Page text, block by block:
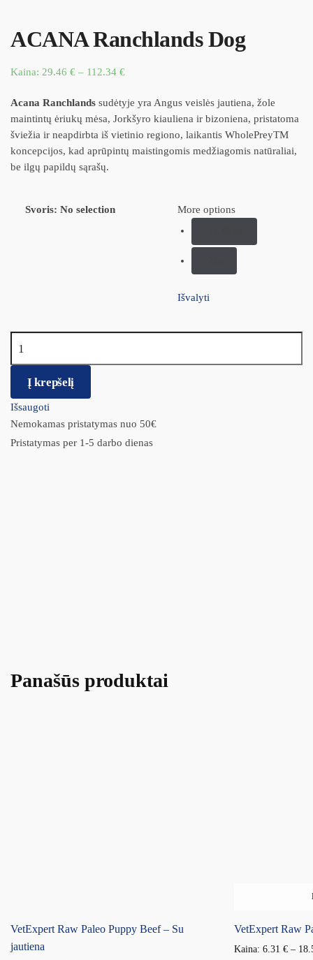
ACANA Ranchlands Dog
Kaina: 29.46 € – 112.34 €
Acana Ranchlands sudėtyje yra Angus veislės jautiena, žole
maintintų ėriukų mėsa, Jorkšyro kiauliena ir bizoniena, pristatoma
šviežia ir neapdirbta iš vietinio regiono, laikantis WholePreyTM
koncepcijos, kad aprūpintų maistingomis medžiagomis natūraliai,
be ilgų papildų sąrašų.
Svoris: No selection More options
Išvalyti
Į krepšelį
Išsaugoti
Nemokamas pristatymas nuo 50€
Pristatymas per 1-5 darbo dienas
Panašūs produktai
VetExpert Raw Paleo Puppy Beef – Su
jautiena
VetExpert Raw
Kaina: 6.31 € –